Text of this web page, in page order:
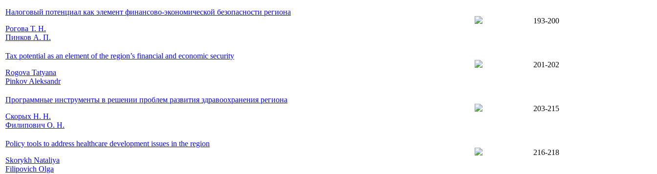
Налоговый потенциал как элемент финансово-экономической безопасности региона
Рогова Т. Н.
Пинков А. П.
193-200
Tax potential as an element of the region’s financial and economic security
Rogova Tatyana
Pinkov Aleksandr
201-202
Программные инструменты в решении проблем развития здравоохранения региона
Скорых Н. Н.
Филипович О. Н.
203-215
Policy tools to address healthcare development issues in the region
Skorykh Nataliya
Filipovich Olga
216-218